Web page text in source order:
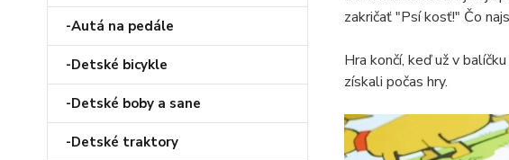
-Autá na pedále
-Detské bicykle
-Detské boby a sane
-Detské traktory
zakričať "Psí kosť!" Čo
Hra končí, keď už v
získali počas hry.